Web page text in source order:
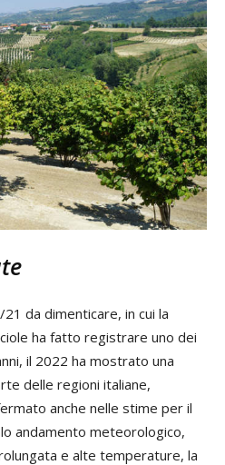
da dimenticare, in cui la
ha fatto registrare uno dei
il 2022 ha mostrato una
delle regioni italiane,
anche nelle stime per il
andamento meteorologico,
e alte temperature, la